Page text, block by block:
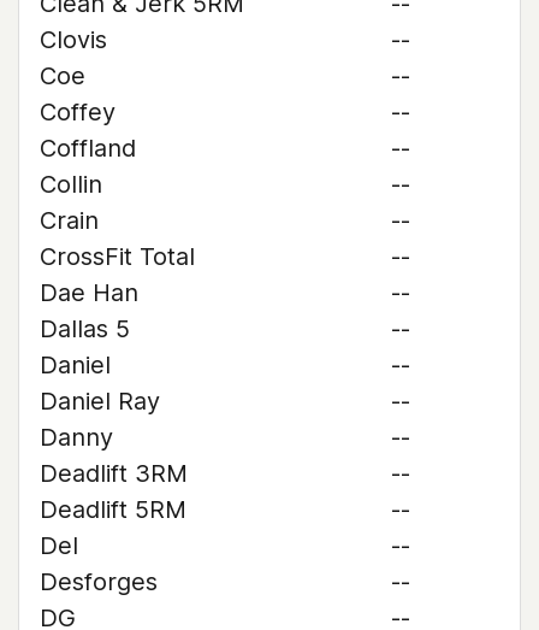
Clovis
--
Coe
--
Coffey
--
Coffland
--
Collin
--
Crain
--
CrossFit Total
--
Dae Han
--
Dallas 5
--
Daniel
--
Daniel Ray
--
Danny
--
Deadlift 3RM
--
Deadlift 5RM
--
Del
--
Desforges
--
DG
--